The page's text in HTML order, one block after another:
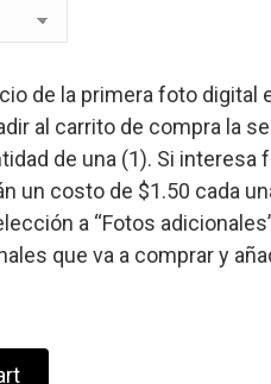
de la primera foto digital
al carrito de compra la
de una (1). Si interesa
un costo de $1.50 cada
a “Fotos
que va a comprar y